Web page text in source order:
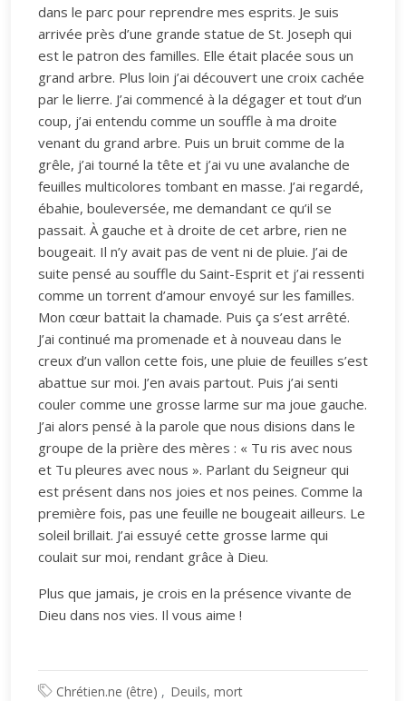
dans le parc pour reprendre mes esprits. Je suis
arrivée près d’une grande statue de St. Joseph qui
est le patron des familles. Elle était placée sous un
grand arbre. Plus loin j’ai découvert une croix cachée
par le lierre. J’ai commencé à la dégager et tout d’un
coup, j’ai entendu comme un souffle à ma droite
venant du grand arbre. Puis un bruit comme de la
grêle, j’ai tourné la tête et j’ai vu une avalanche de
feuilles multicolores tombant en masse. J’ai regardé,
ébahie, bouleversée, me demandant ce qu’il se
passait. À gauche et à droite de cet arbre, rien ne
bougeait. Il n’y avait pas de vent ni de pluie. J’ai de
suite pensé au souffle du Saint-Esprit et j’ai ressenti
comme un torrent d’amour envoyé sur les familles.
Mon cœur battait la chamade. Puis ça s’est arrêté.
J’ai continué ma promenade et à nouveau dans le
creux d’un vallon cette fois, une pluie de feuilles s’est
abattue sur moi. J’en avais partout. Puis j’ai senti
couler comme une grosse larme sur ma joue gauche.
J’ai alors pensé à la parole que nous disions dans le
groupe de la prière des mères : « Tu ris avec nous
et Tu pleures avec nous ». Parlant du Seigneur qui
est présent dans nos joies et nos peines. Comme la
première fois, pas une feuille ne bougeait ailleurs. Le
soleil brillait. J’ai essuyé cette grosse larme qui
coulait sur moi, rendant grâce à Dieu.
Plus que jamais, je crois en la présence vivante de
Dieu dans nos vies. Il vous aime !
Chrétien.ne (être)
Deuils, mort